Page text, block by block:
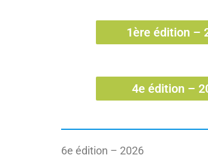
1ère édition –
4e édition –
6e édition – 2026